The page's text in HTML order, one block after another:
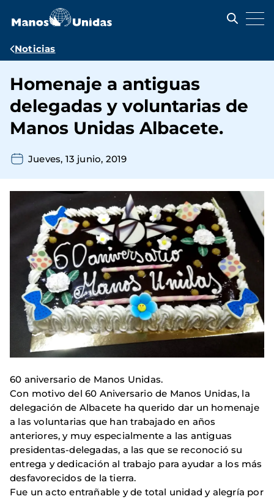
contenido
Ruta
navegación
Noticias
Homenaje a antiguas
delegadas y voluntarias de
Manos Unidas Albacete.
Jueves, 13 junio, 2019
60 aniversario de Manos Unidas.
Con motivo del 60 Aniversario de Manos Unidas, la
delegación de Albacete ha querido dar un homenaje
a las voluntarias que han trabajado en años
anteriores, y muy especialmente a las antiguas
presidentas-delegadas, a las que se reconoció su
entrega y dedicación al trabajo para ayudar a los más
desfavorecidos de la tierra.
Fue un acto entrañable y de total unidad y alegría por